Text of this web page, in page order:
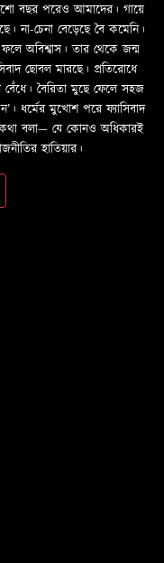
বছর পরেও আমাদের। গায়ে
না-চেনা বেড়েছে বৈ কমেনি।
অবিশ্বাস। তার থেকে জন্ম
ছোবল মারছে। প্রতিরোধে
বৈরিতা মুছে ফেলে সহজ
ধর্মের মুখোশ পরে ফ্যাসিবাদ
বলা—­­ যে কোনও অধিকারই
হাতিয়ার।